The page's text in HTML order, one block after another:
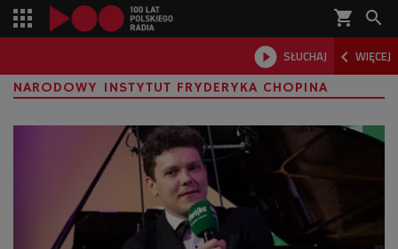
shopping_cart 
 SŁUCHAJ  WIĘCEJ

NARODOWY INSTYTUT FRYDERYKA CHOPINA